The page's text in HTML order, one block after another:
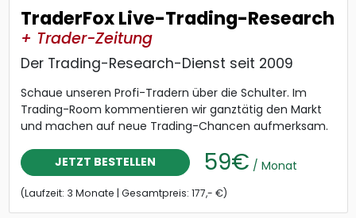
TraderFox Live-Trading-Research
+ Trader-Zeitung
Der Trading-Research-Dienst seit 2009
Schaue unseren Profi-Tradern über die Schulter. Im
Trading-Room kommentieren wir ganztätig den Markt
und machen auf neue Trading-Chancen aufmerksam.
JETZT BESTELLEN 59€ / Monat
(Laufzeit: 3 Monate | Gesamtpreis: 177,- €)